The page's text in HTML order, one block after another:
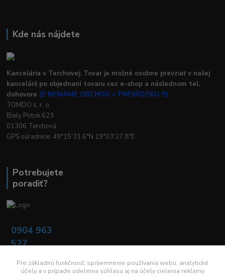
Kde nás nájdete
Kancelária v Terchovej: Tovar je možné osobne prevziať v našej
kancelárii po objednaní tovaru cez e-shop a následnom tel.
dohovore (!!! NEMÁME OBCHOD = PREVÁDZKU !!!).
TOMDO s. r. o.
Biely Potok 623
01306 Terchová
GPS súradnice: 49°15'31.6"N 19°03'27.8"E
Potrebujete
poradiť?
0904 963
527
16:00
Pre základnú funkčnosť, spríjemnenie používania webu, analytické
účely a v prípade udelenia súhlasu aj na účely cielenia reklamy